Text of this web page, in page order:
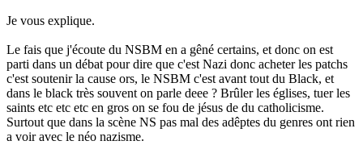
Je vous explique.
Le fais que j'écoute du NSBM en a gêné certains, et donc on est
parti dans un débat pour dire que c'est Nazi donc acheter les patchs
c'est soutenir la cause ors, le NSBM c'est avant tout du Black, et
dans le black très souvent on parle deee ? Brûler les églises, tuer les
saints etc etc etc en gros on se fou de jésus de du catholicisme.
Surtout que dans la scène NS pas mal des adêptes du genres ont rien
a voir avec le néo nazisme.